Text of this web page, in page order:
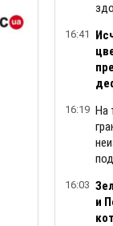
16:41
16:19 На
16:03
и